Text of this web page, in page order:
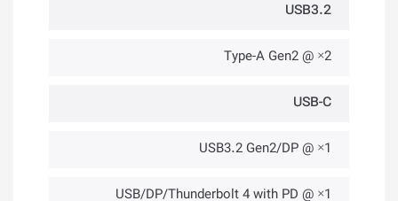
USB3.2
2× @ Type-A Gen2
USB-C
1× @ USB3.2 Gen2/DP
1× @ USB/DP/Thunderbolt 4 with PD